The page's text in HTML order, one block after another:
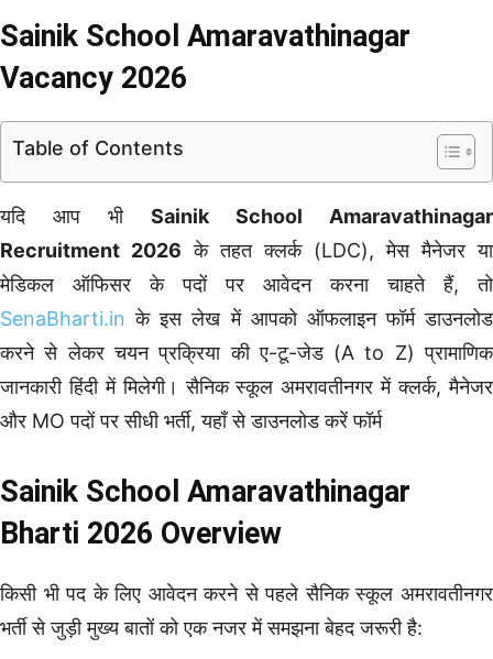
Sainik School Amaravathinagar
Vacancy 2026
Table of Contents
यदि आप भी Sainik School Amaravathinagar
Recruitment 2026 के तहत क्लर्क (LDC), मेस मैनेजर या
मेडिकल ऑफिसर के पदों पर आवेदन करना चाहते हैं, तो
SenaBharti.in के इस लेख में आपको ऑफलाइन फॉर्म डाउनलोड
करने से लेकर चयन प्रक्रिया की ए-टू-जेड (A to Z) प्रामाणिक
जानकारी हिंदी में मिलेगी। सैनिक स्कूल अमरावतीनगर में क्लर्क, मैनेजर
और MO पदों पर सीधी भर्ती, यहाँ से डाउनलोड करें फॉर्म
Sainik School Amaravathinagar
Bharti 2026 Overview
किसी भी पद के लिए आवेदन करने से पहले सैनिक स्कूल अमरावतीनगर
भर्ती से जुड़ी मुख्य बातों को एक नजर में समझना बेहद जरूरी है: